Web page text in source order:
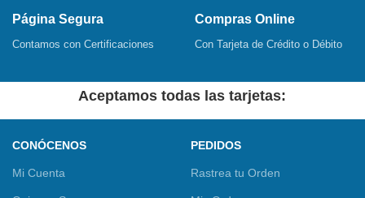
Página Segura
Contamos con Certificaciones
Compras Online
Con Tarjeta de Crédito o Débito
Aceptamos todas las tarjetas:
CONÓCENOS
Mi Cuenta
PEDIDOS
Rastrea tu Orden